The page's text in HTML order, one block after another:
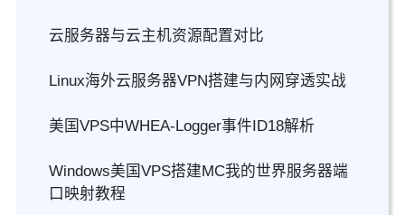
云服务器与云主机资源配置对比
Linux海外云服务器VPN搭建与内网穿透实战
美国VPS中WHEA-Logger事件ID18解析
Windows美国VPS搭建MC我的世界服务器端
口映射教程